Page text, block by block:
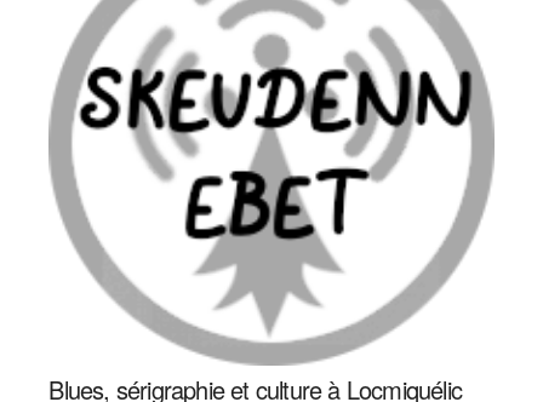
Blues, sérigraphie et culture à Locmiquélic